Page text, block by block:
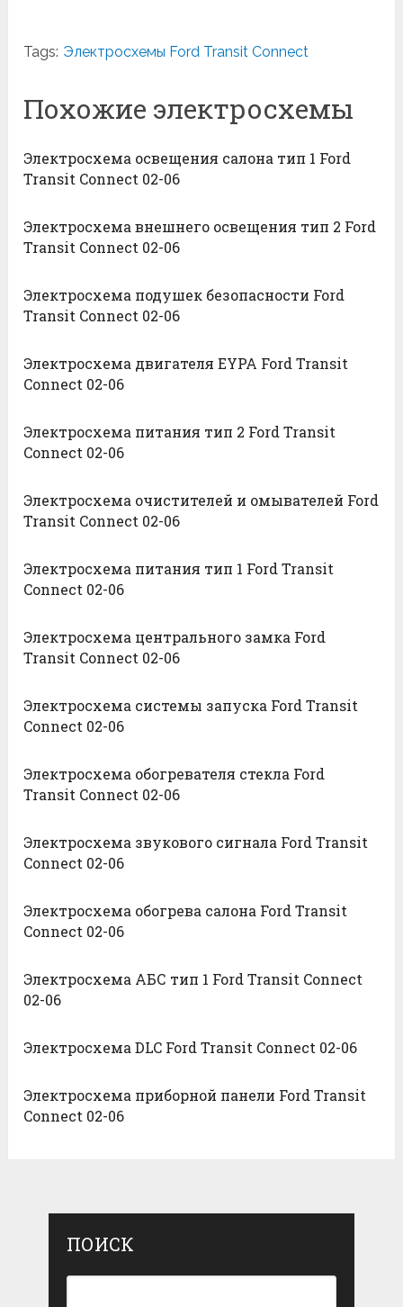
Tags: Электросхемы Ford Transit Connect
Похожие электросхемы
Электросхема освещения салона тип 1 Ford
Transit Connect 02-06
Электросхема внешнего освещения тип 2 Ford
Transit Connect 02-06
Электросхема подушек безопасности Ford
Transit Connect 02-06
Электросхема двигателя EYPA Ford Transit
Connect 02-06
Электросхема питания тип 2 Ford Transit
Connect 02-06
Электросхема очистителей и омывателей Ford
Transit Connect 02-06
Электросхема питания тип 1 Ford Transit
Connect 02-06
Электросхема центрального замка Ford
Transit Connect 02-06
Электросхема системы запуска Ford Transit
Connect 02-06
Электросхема обогревателя стекла Ford
Transit Connect 02-06
Электросхема звукового сигнала Ford Transit
Connect 02-06
Электросхема обогрева салона Ford Transit
Connect 02-06
Электросхема АБС тип 1 Ford Transit Connect
02-06
Электросхема DLC Ford Transit Connect 02-06
Электросхема приборной панели Ford Transit
Connect 02-06
ПОИСК